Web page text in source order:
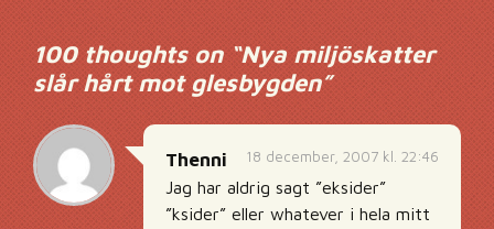
100 thoughts on “Nya miljöskatter
slår hårt mot glesbygden”
18 december, 2007 kl. 22:46
Thenni
Jag har aldrig sagt ”eksider”
”ksider” eller whatever i hela mitt